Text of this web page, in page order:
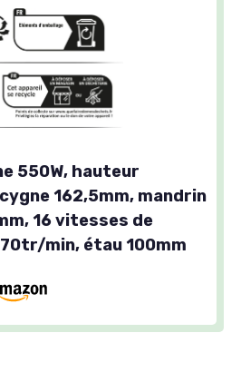
550W, hauteur
162,5mm, mandrin
16 vitesses de
min, étau 100mm